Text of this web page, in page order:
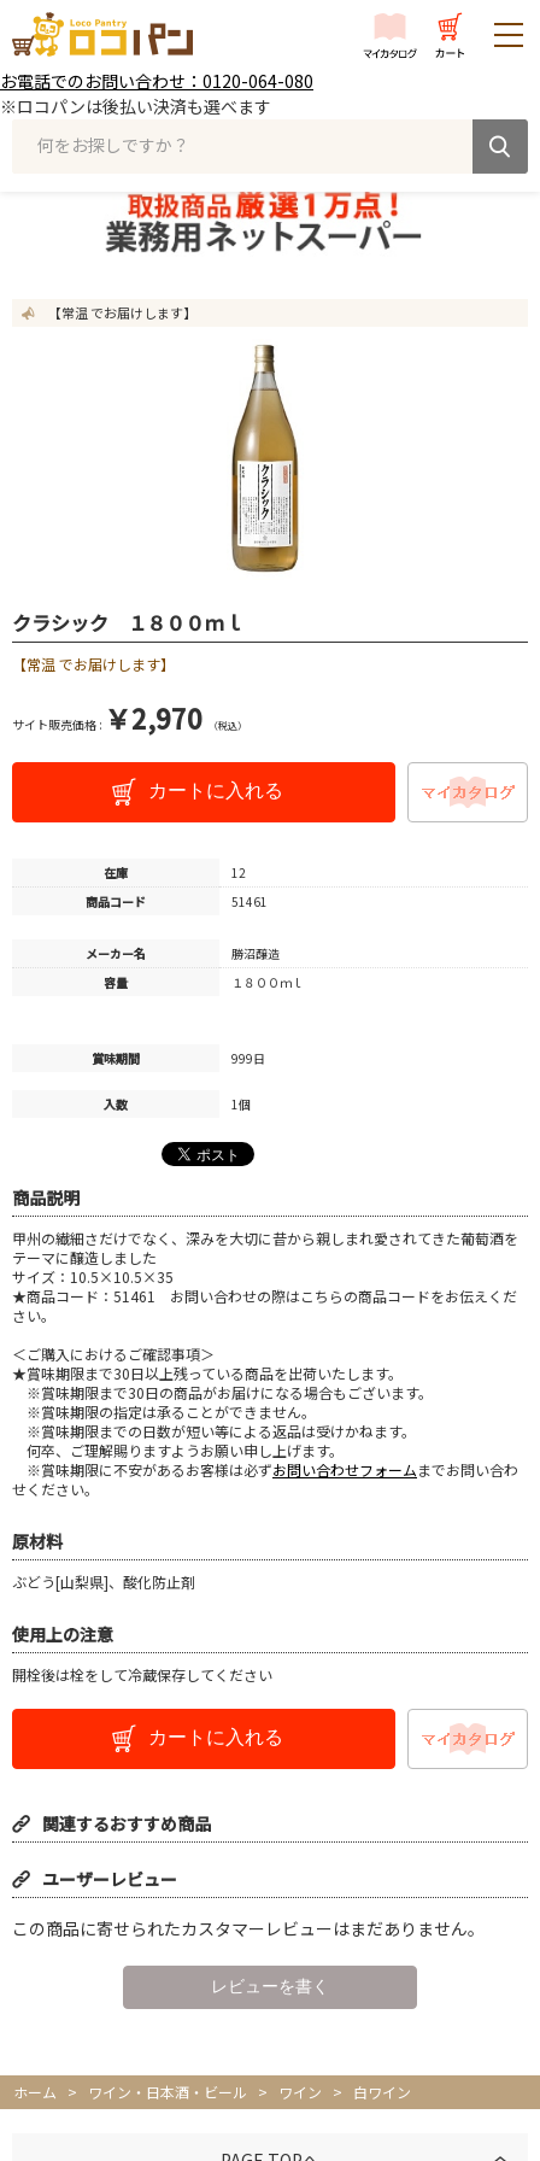
お電話でのお問い合わせ：0120-064-080
※ロコパンは後払い決済も選べます
何をお探しですか？
【常温 でお届けします】
クラシック １８００ｍｌ
【常温 でお届けします】
サイト販売価格 : ￥2,970 （税込）
カートに入れる
在庫
12
商品コード
51461
メーカー名
勝沼醸造
容量
１８００ｍｌ
賞味期間 999日
入数 1個
商品説明
甲州の繊細さだけでなく、深みを大切に昔から親しまれ愛されてきた葡萄酒を
テーマに醸造しました
サイズ：10.5×10.5×35
★商品コード：51461 お問い合わせの際はこちらの商品コードをお伝えくだ
さい。
＜ご購入におけるご確認事項＞
★賞味期限まで30日以上残っている商品を出荷いたします。
※賞味期限まで30日の商品がお届けになる場合もございます。
※賞味期限の指定は承ることができません。
※賞味期限までの日数が短い等による返品は受けかねます。
何卒、ご理解賜りますようお願い申し上げます。
※賞味期限に不安があるお客様は必ずお問い合わせフォームまでお問い合わ
せください。
原材料
ぶどう[山梨県]、酸化防止剤
使用上の注意
開栓後は栓をして冷蔵保存してください
カートに入れる
関連するおすすめ商品
ユーザーレビュー
この商品に寄せられたカスタマーレビューはまだありません。
ホーム > ワイン・日本酒・ビール > ワイン > 白ワイン